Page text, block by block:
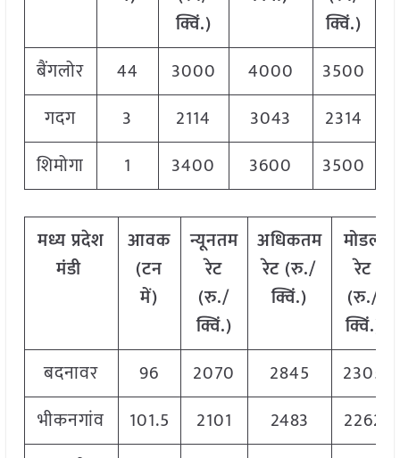
क्विं.)
क्विं.)
बैंगलोर
44 3000 4000
3500
गदग
3 2114 3043
2314
शिमोगा
1 3400 3600 3500
मध्यप्रदेश
मंडी
आवक
(टन
में)
न्यूनतम
रेट
(रु./
क्विं.)
अधिकतम
रेट (रु./
क्विं.)
मोडल
रेट
(रु./
क्विं.)
बदनावर
96 2070 2845
2305
भीकनगांव
101.5 2101 2483
2262